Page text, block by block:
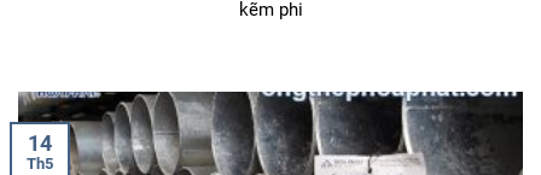
kẽm phi
14
Th5